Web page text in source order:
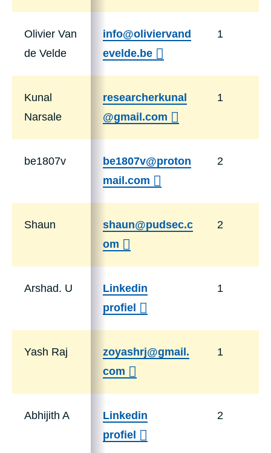
Olivier Van
de Velde
Kunal
Narsale
be1807v
Shaun
Arshad. U
Yash Raj
Abhijith A
info@oliviervand
evelde.be
researcherkunal
@gmail.com
be1807v@proton
mail.com
shaun@pudsec.c
om
Linkedin
profiel
zoyashrj@gmail.
com
Linkedin
profiel
1
1
2
2
1
1
2